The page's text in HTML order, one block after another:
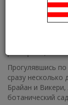
Еще в середине
поселением, а
мегаполис, где
рестораны, а
Прогулявшись
сразу
Брайан и
ботанический